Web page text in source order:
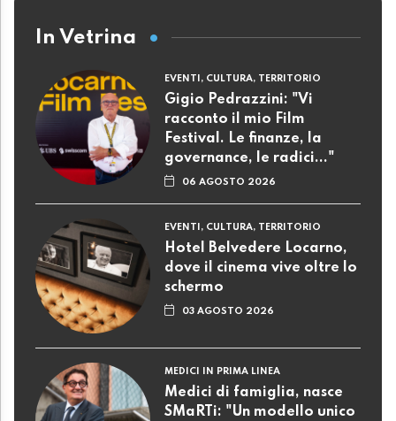
In Vetrina
EVENTI, CULTURA, TERRITORIO
Gigio Pedrazzini: "Vi
racconto il mio Film
Festival. Le finanze, la
governance, le radici..."
06 AGOSTO 2026
EVENTI, CULTURA, TERRITORIO
Hotel Belvedere Locarno,
dove il cinema vive oltre lo
schermo
03 AGOSTO 2026
MEDICI IN PRIMA LINEA
Medici di famiglia, nasce
SMaRTi: "Un modello unico